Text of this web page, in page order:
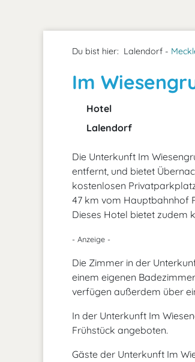
Du bist hier: Lalendorf -
Im
Hotel
Lalendorf
Die Unterkunft Im
entfernt, und bietet
kostenlosen
47 km vom Hauptbahnhof
Dieses Hotel bietet zudem
- Anzeige -
Die Zimmer in der
einem eigenen
verfügen außerdem über
In der Unterkunft Im
Frühstück angeboten.
Gäste der Unterkunft Im